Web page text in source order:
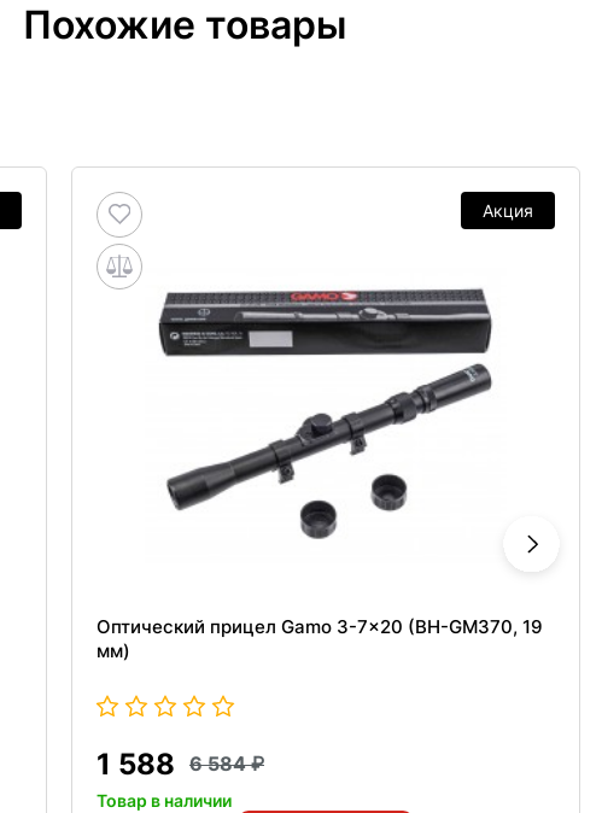
Похожие товары
Акция
Оптический прицел Gamo 3-7x20 (BH-GM370, 19
мм)
1 588 6 584
Товар в наличии